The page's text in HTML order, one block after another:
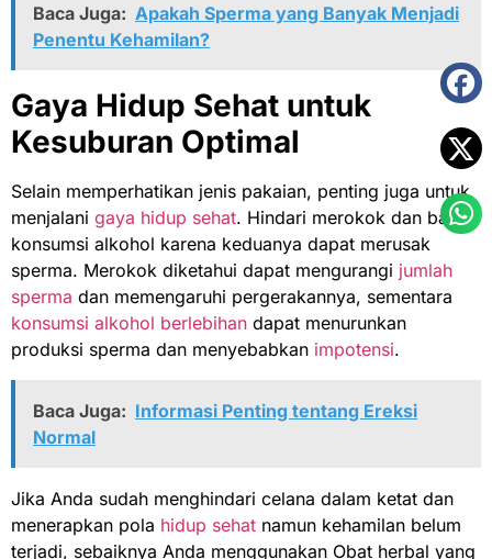
Baca Juga: Apakah Sperma yang Banyak Menjadi
Penentu Kehamilan?
Gaya Hidup Sehat untuk
Kesuburan Optimal
Selain memperhatikan jenis pakaian, penting juga untuk
menjalani gaya hidup sehat. Hindari merokok dan batasi
konsumsi alkohol karena keduanya dapat merusak
sperma. Merokok diketahui dapat mengurangi jumlah
sperma dan memengaruhi pergerakannya, sementara
konsumsi alkohol berlebihan dapat menurunkan
produksi sperma dan menyebabkan impotensi.
Baca Juga: Informasi Penting tentang Ereksi
Normal
Jika Anda sudah menghindari celana dalam ketat dan
menerapkan pola hidup sehat namun kehamilan belum
terjadi, sebaiknya Anda menggunakan Obat herbal yang